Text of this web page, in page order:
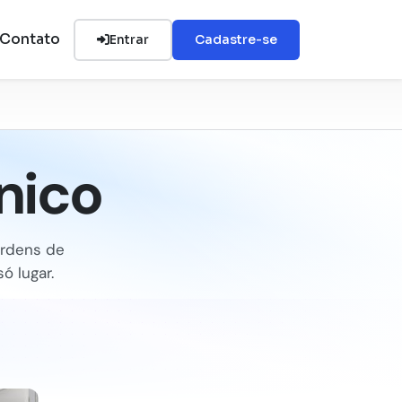
Entrar Cadastre-se
de
lugar.